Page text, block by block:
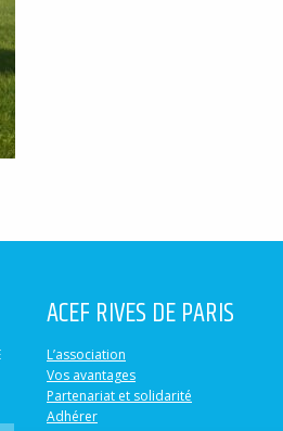
ACEF RIVES DE PARIS
L’association
Vos avantages
Partenariat et solidarité
Adhérer